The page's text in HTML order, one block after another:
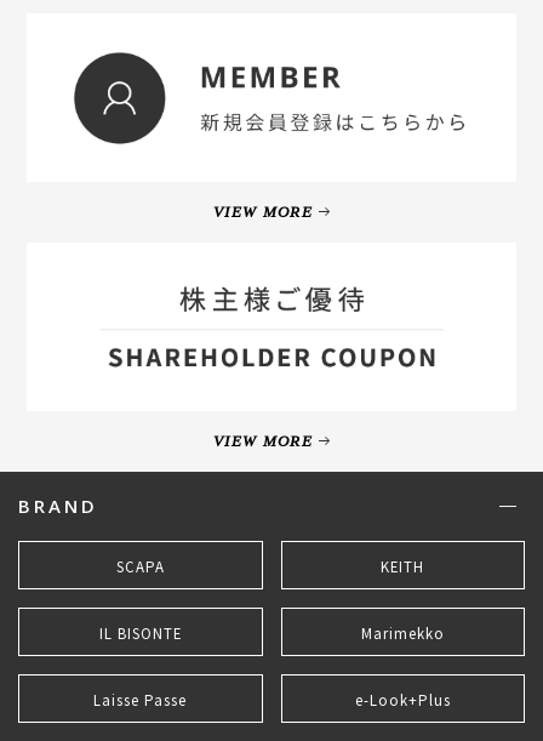
VIEW MORE
VIEW MORE
BRAND
SCAPA KEITH
IL BISONTE Marimekko
Laisse Passe e-Look+Plus